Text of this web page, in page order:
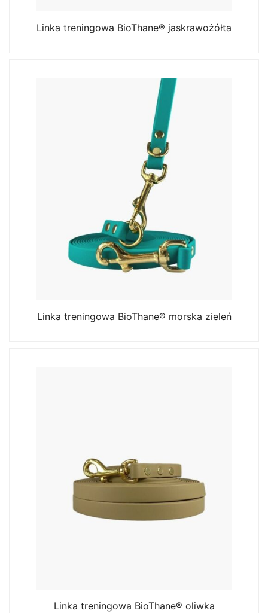
Linka treningowa BioThane® jaskrawożółta
Linka treningowa BioThane® morska zieleń
Linka treningowa BioThane® oliwka